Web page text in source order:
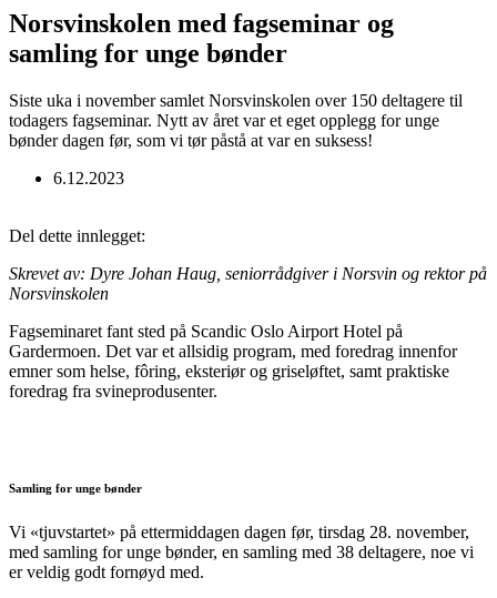
Norsvinskolen med fagseminar og
samling for unge bønder
Siste uka i november samlet Norsvinskolen over 150 deltagere til
todagers fagseminar. Nytt av året var et eget opplegg for unge
bønder dagen før, som vi tør påstå at var en suksess!
6.12.2023
Del dette innlegget:
Skrevet av: Dyre Johan Haug, seniorrådgiver i Norsvin og rektor på
Norsvinskolen
Fagseminaret fant sted på Scandic Oslo Airport Hotel på
Gardermoen. Det var et allsidig program, med foredrag innenfor
emner som helse, fôring, eksteriør og griseløftet, samt praktiske
foredrag fra svineprodusenter.
Samling for unge bønder
Vi «tjuvstartet» på ettermiddagen dagen før, tirsdag 28. november,
med samling for unge bønder, en samling med 38 deltagere, noe vi
er veldig godt fornøyd med.